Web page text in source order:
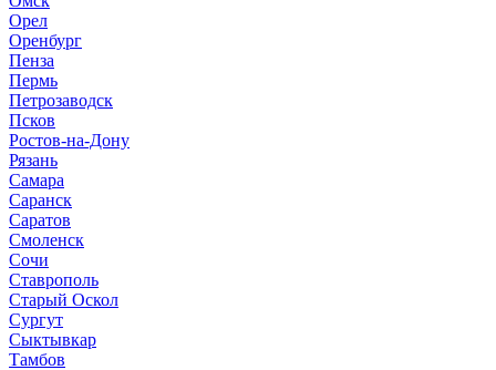
Орел
Оренбург
Пенза
Пермь
Петрозаводск
Псков
Ростов-на-Дону
Рязань
Самара
Саранск
Саратов
Смоленск
Сочи
Ставрополь
Старый Оскол
Сургут
Сыктывкар
Тамбов